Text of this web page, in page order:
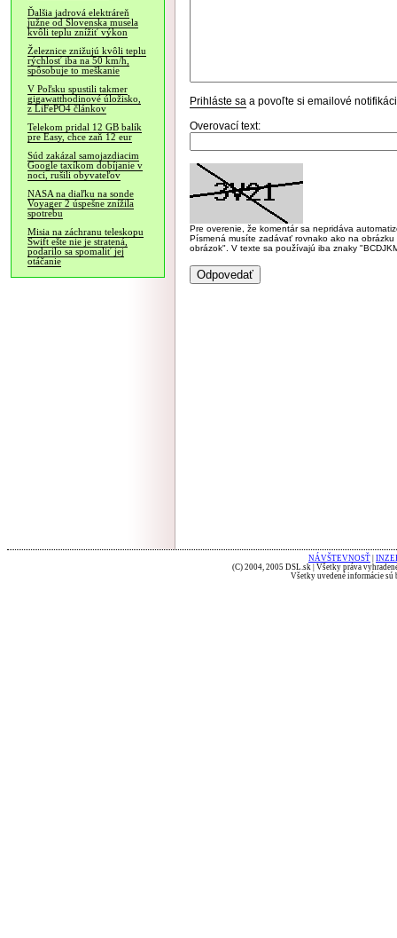
Ďalšia jadrová elektráreň
južne od Slovenska musela
kvôli teplu znížiť výkon
Železnice znižujú kvôli teplu
rýchlosť iba na 50 km/h,
spôsobuje to meškanie
V Poľsku spustili takmer
gigawatthodinové úložisko,
z LiFePO4 článkov
Telekom pridal 12 GB balík
pre Easy, chce zaň 12 eur
Súd zakázal samojazdiacim
Google taxíkom dobíjanie v
noci, rušili obyvateľov
NASA na diaľku na sonde
Voyager 2 úspešne znížila
spotrebu
Misia na záchranu teleskopu
Swift ešte nie je stratená,
podarilo sa spomaliť jej
otáčanie
Prihláste sa a povoľte si emailové
Overovací text:
Pre overenie, že komentár sa nepridáva
Písmená musíte zadávať rovnako ako na
obrázok". V texte sa používajú iba znaky
NÁVŠTEVNOSŤ
(C) 2004, 2005 DSL.sk | Všetky práva
Všetky uvedené informácie sú